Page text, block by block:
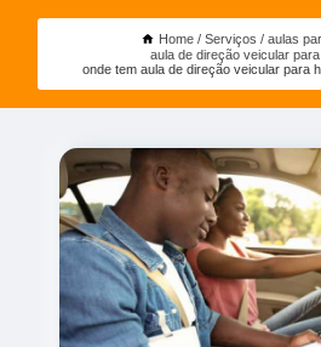
Home Serviços
aulas
aula de direção veicular
onde tem aula de direção veicular para